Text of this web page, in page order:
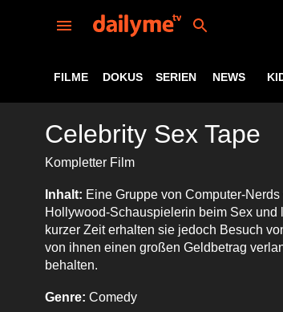
FILME DOKUS SERIEN NEWS
Celebrity Sex Tape
Kompletter Film
Inhalt: Eine Gruppe von Computer-
Hollywood-Schauspielerin beim Sex und
kurzer Zeit erhalten sie jedoch Besuch
von ihnen einen großen Geldbetrag
behalten.
Genre: Comedy